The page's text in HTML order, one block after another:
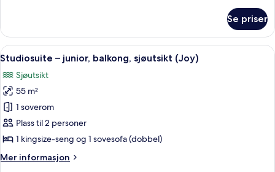
(Joy)
Se priser
Åpne
alle
bildene
av
Studiosuite
–
junior,
sjøutsikt
Toalettartikler (inkludert), hårføner,
2
Studiosuite – junior, balkong, sjøutsikt (Joy)
Sjøutsikt
55 m²
1 soverom
Plass til 2 personer
1 kingsize-seng og 1 sovesofa (dobbel)
Mer informasjon
Mer